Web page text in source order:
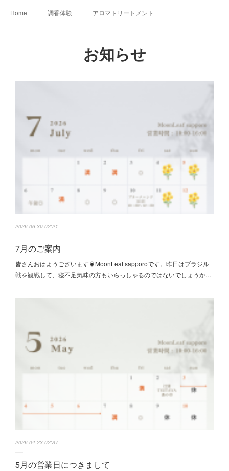
Home 調香体験 アロマトリートメントMenu
Profile FOR COMPANY
お知らせ
2026.06.30 02:21
7月のご案内
皆さんおはようございます☀MoonLeaf sapporoです。昨日はブラジル
戦を観戦して、寝不足気味の方もいらっしゃるのではないでしょうか…
2026.04.23 02:37
5月の営業日につきまして